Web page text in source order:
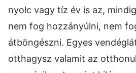
nyolc vagy tíz év is az,
nem fog hozzányúlni, nem
átböngészni. Egyes
otthagysz valamit az